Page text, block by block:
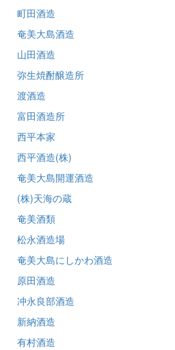
町田酒造
奄美大島酒造
山田酒造
弥生焼酎醸造所
渡酒造
富田酒造所
西平本家
西平酒造(株)
奄美大島開運酒造
(株)天海の蔵
奄美酒類
松永酒造場
奄美大島にしかわ酒造
原田酒造
冲永良部酒造
新納酒造
有村酒造